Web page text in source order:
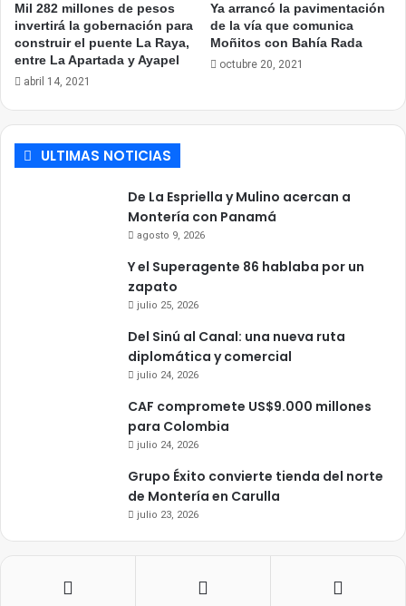
Mil 282 millones de pesos
invertirá la gobernación para
construir el puente La Raya,
entre La Apartada y Ayapel
abril 14, 2021
Ya arrancó la pavimentación
de la vía que comunica
Moñitos con Bahía Rada
octubre 20, 2021
ULTIMAS NOTICIAS
De La Espriella y Mulino acercan a
Montería con Panamá
agosto 9, 2026
Y el Superagente 86 hablaba por un
zapato
julio 25, 2026
Del Sinú al Canal: una nueva ruta
diplomática y comercial
julio 24, 2026
CAF compromete US$9.000 millones
para Colombia
julio 24, 2026
Grupo Éxito convierte tienda del norte
de Montería en Carulla
julio 23, 2026